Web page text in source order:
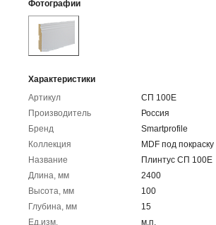
Фотографии
Характеристики
Артикул
СП 100Е
Производитель
Россия
Бренд
Smartprofile
Коллекция
MDF под покраску
Название
Плинтус СП 100Е
Длина, мм
2400
Высота, мм
100
Глубина, мм
15
Ед.изм.
м.п.